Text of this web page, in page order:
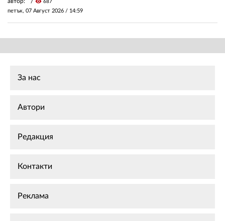
visibility 687
петък, 07 Август 2026 / 14:59
За нас
Автори
Редакция
Контакти
Реклама